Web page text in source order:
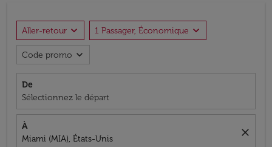
Aller-retour expand_more 1 Passager, Économique expand_more
Code promo expand_more
De
Sélectionnez le départ
À
Miami (MIA), États-Unis
close